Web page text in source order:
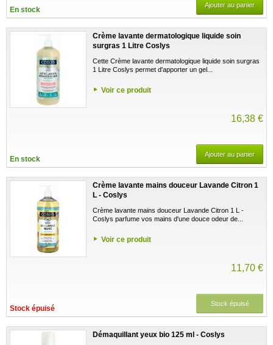
En stock
Ajouter au panier
Crème lavante dermatologique liquide soin
surgras 1 Litre Coslys
Cette Crème lavante dermatologique liquide soin surgras
1 Litre Coslys permet d'apporter un gel...
Voir ce produit
16,38 €
En stock
Ajouter au panier
Crème lavante mains douceur Lavande Citron 1
L - Coslys
Crème lavante mains douceur Lavande Citron 1 L -
Coslys parfume vos mains d'une douce odeur de...
Voir ce produit
11,70 €
Stock épuisé
Stock épuisé
Démaquillant yeux bio 125 ml - Coslys